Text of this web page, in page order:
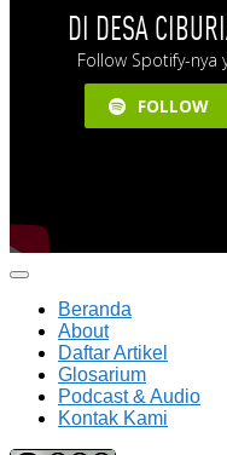
Beranda
About
Daftar Artikel
Glosarium
Podcast & Audio
Kontak Kami